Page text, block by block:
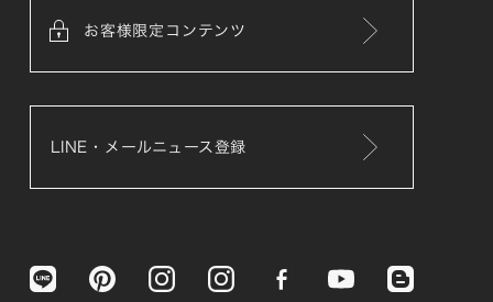
お客様限定コンテンツ
LINE・メールニュース登録